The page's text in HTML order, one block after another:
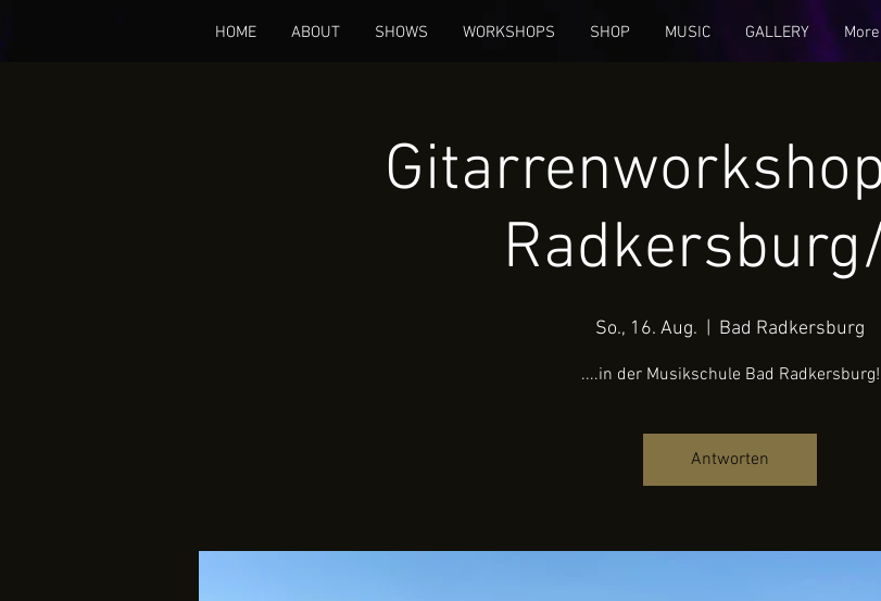
HOME ABOUT SHOWS WORKSHOPS SHOP MUSIC GALLERY More
So., 16. Aug. Bad Radkersburg
....in der Musikschule Bad Radkersburg!
Antworten